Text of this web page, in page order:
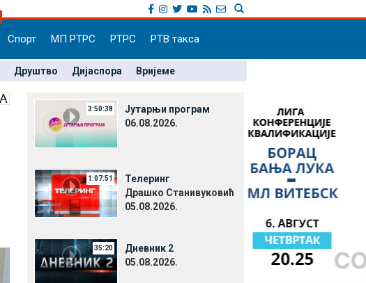
Спорт МП РТРС РТРС РТВ такса
Друштво Дијаспора Вријеме
3:50:38
Јутарњи програм
06.08.2026.
1:07:51
Телеринг
Драшко Станивуковић
05.08.2026.
35:20
Дневник 2
05.08.2026.